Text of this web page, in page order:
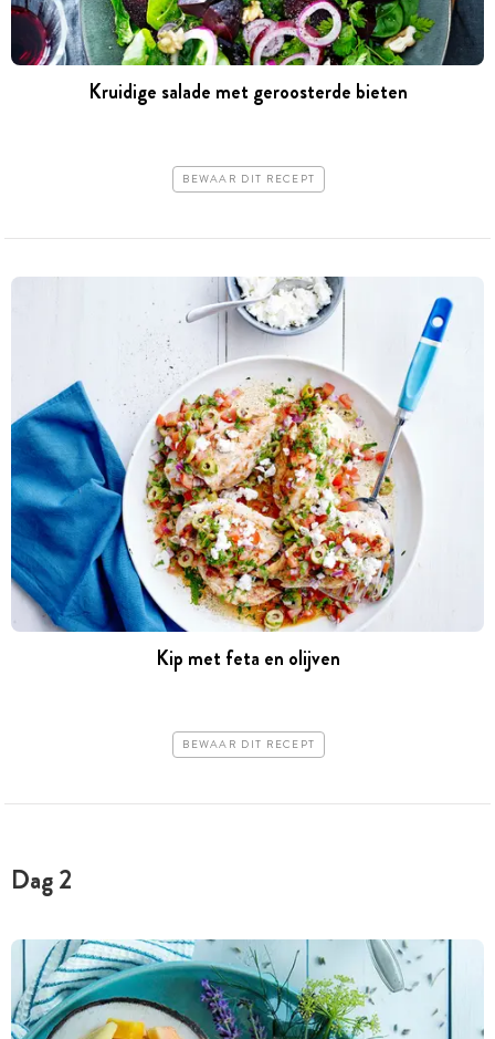
Kruidige salade met geroosterde bieten
BEWAAR DIT RECEPT
Kip met feta en olijven
BEWAAR DIT RECEPT
Dag 2